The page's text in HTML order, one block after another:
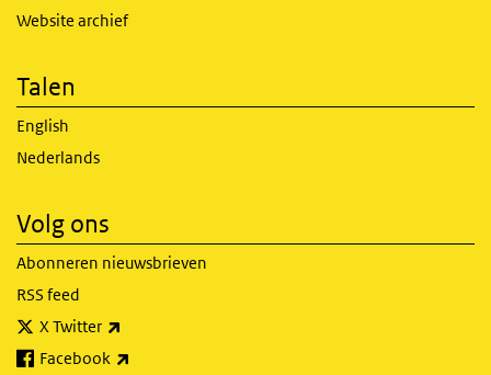
Website archief
Talen
English
Nederlands
Volg ons
Abonneren nieuwsbrieven
RSS feed
X Twitter
Facebook